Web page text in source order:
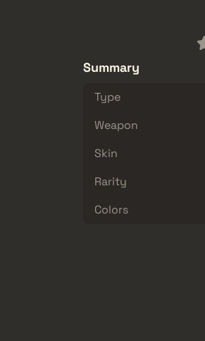
Summary
Type
Weapon
Skin
Rarity
Colors